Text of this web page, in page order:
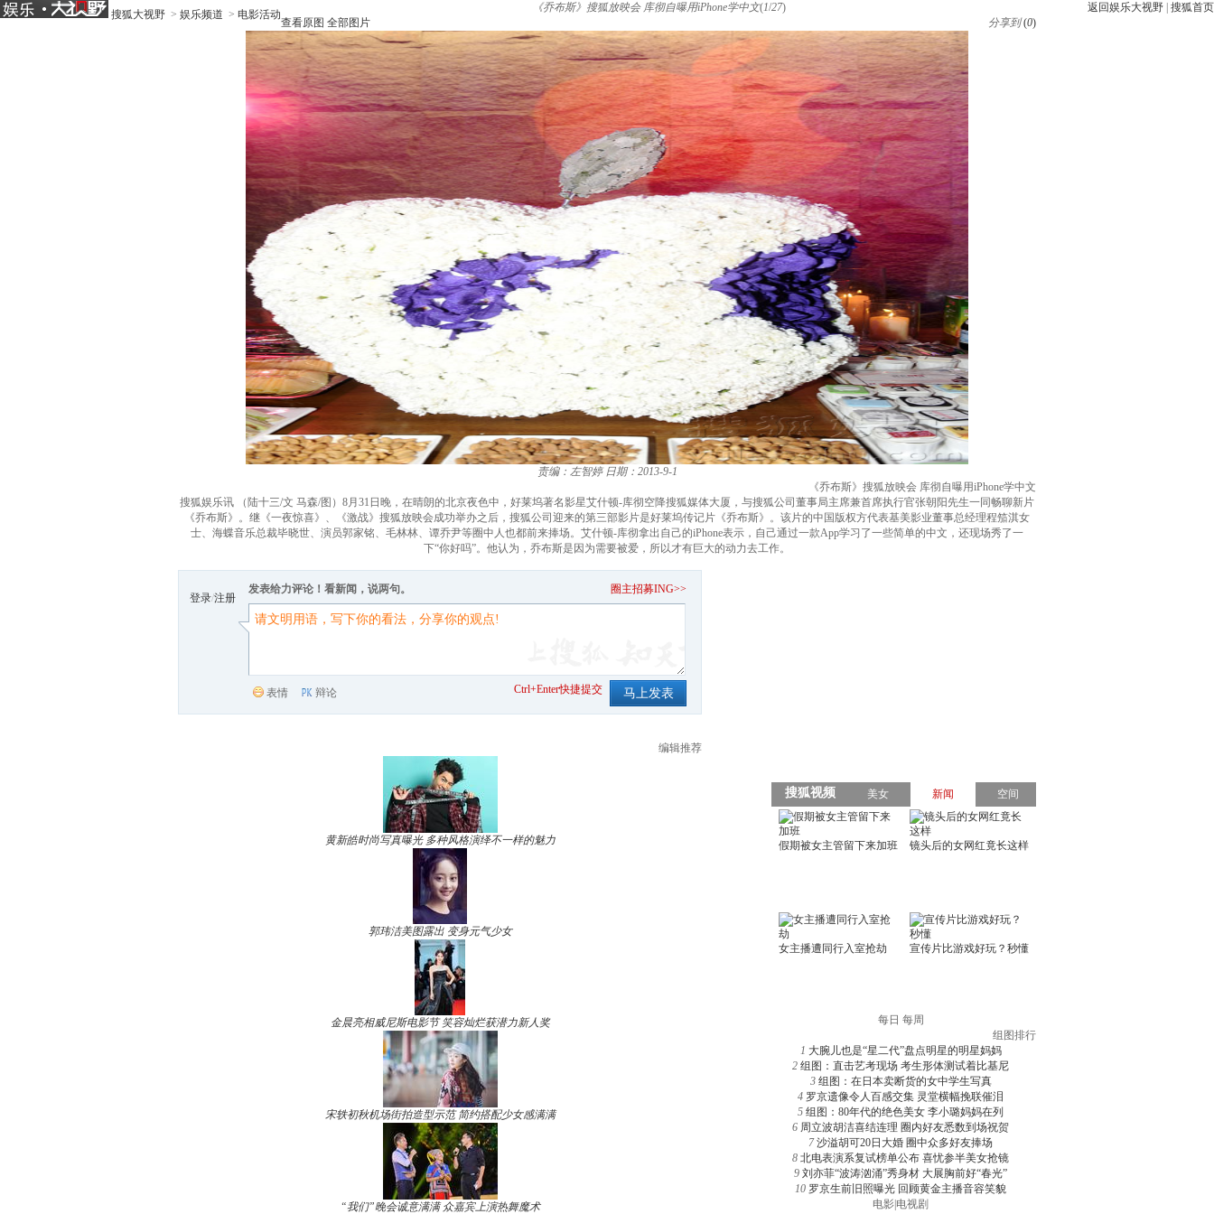
搜狐大视野 > 娱乐频道 > 电影活动
返回娱乐大视野 搜狐首页
《乔布斯》搜狐放映会 库彻自曝用iPhone学中文(1/27)
查看原图 全部图片 分享到 (0)
责编：左智婷 日期：2013-9-1
《乔布斯》搜狐放映会 库彻自曝用iPhone学中文
搜狐娱乐讯 （陆十三/文 马森/图）8月31日晚，在晴朗的北京夜色中，好莱坞著名影星艾什顿-库彻空降搜狐媒体大厦，与搜狐公司董事局主席兼首席执行官张朝阳先生一同畅聊新片
《乔布斯》。继《一夜惊喜》、《激战》搜狐放映会成功举办之后，搜狐公司迎来的第三部影片是好莱坞传记片《乔布斯》。该片的中国版权方代表基美影业董事总经理程笳淇女
士、海蝶音乐总裁毕晓世、演员郭家铭、毛林林、谭乔尹等圈中人也都前来捧场。艾什顿-库彻拿出自己的iPhone表示，自己通过一款App学习了一些简单的中文，还现场秀了一
下“你好吗”。他认为，乔布斯是因为需要被爱，所以才有巨大的动力去工作。
登录/注册
发表给力评论！看新闻，说两句。 圈主招募ING>>
表情 辩论 Ctrl+Enter快捷提交
编辑推荐
黄新皓时尚写真曝光 多种风格演绎不一样的魅力
郭玮洁美图露出 变身元气少女
金晨亮相威尼斯电影节 笑容灿烂获潜力新人奖
宋轶初秋机场街拍造型示范 简约搭配少女感满满
“我们”晚会诚意满满 众嘉宾上演热舞魔术
每日 每周
组图排行
1 大腕儿也是“星二代”盘点明星的明星妈妈
2 组图：直击艺考现场 考生形体测试着比基尼
3 组图：在日本卖断货的女中学生写真
4 罗京遗像令人百感交集 灵堂横幅挽联催泪
5 组图：80年代的绝色美女 李小璐妈妈在列
6 周立波胡洁喜结连理 圈内好友悉数到场祝贺
7 沙溢胡可20日大婚 圈中众多好友捧场
8 北电表演系复试榜单公布 喜忧参半美女抢镜
9 刘亦菲“波涛汹涌”秀身材 大展胸前好“春光”
10 罗京生前旧照曝光 回顾黄金主播音容笑貌
电影 电视剧